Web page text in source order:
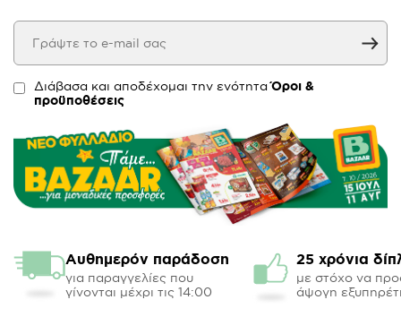
Διάβασα και αποδέχομαι την ενότηταΌροι &
προϋποθέσεις
Αυθημερόν παράδοση
για παραγγελίες που
γίνονται μέχρι τις 14:00
25 χρόνια
με στόχο να
άψογη